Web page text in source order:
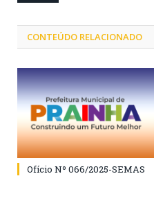
CONTEÚDO RELACIONADO
Ofício Nº 066/2025-SEMAS